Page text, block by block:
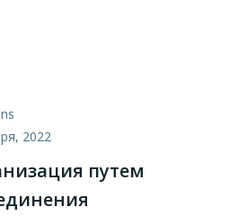
2022
путем